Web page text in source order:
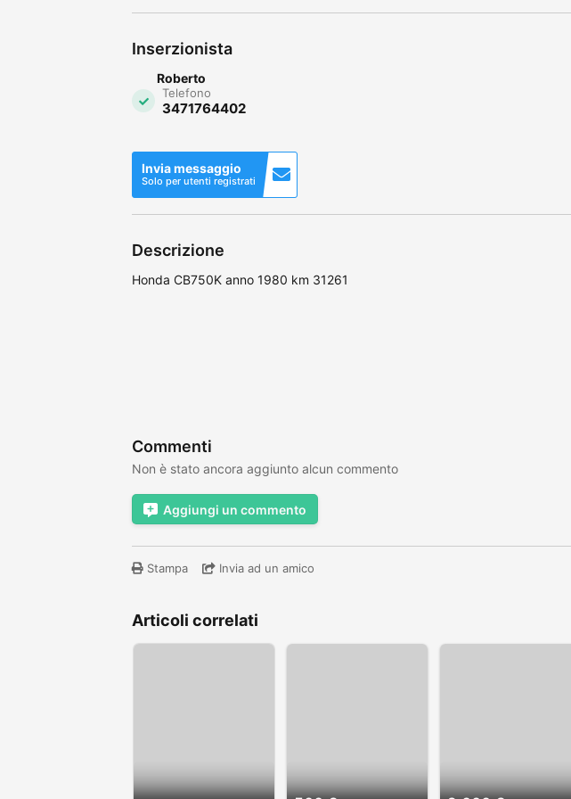
Inserzionista
Roberto
Telefono
3471764402
Invia messaggio
Solo per utenti registrati
Descrizione
Honda CB750K anno 1980 km 31261
Commenti
Non è stato ancora aggiunto alcun commento
Aggiungi un commento
Stampa Invia ad un amico
Articoli correlati